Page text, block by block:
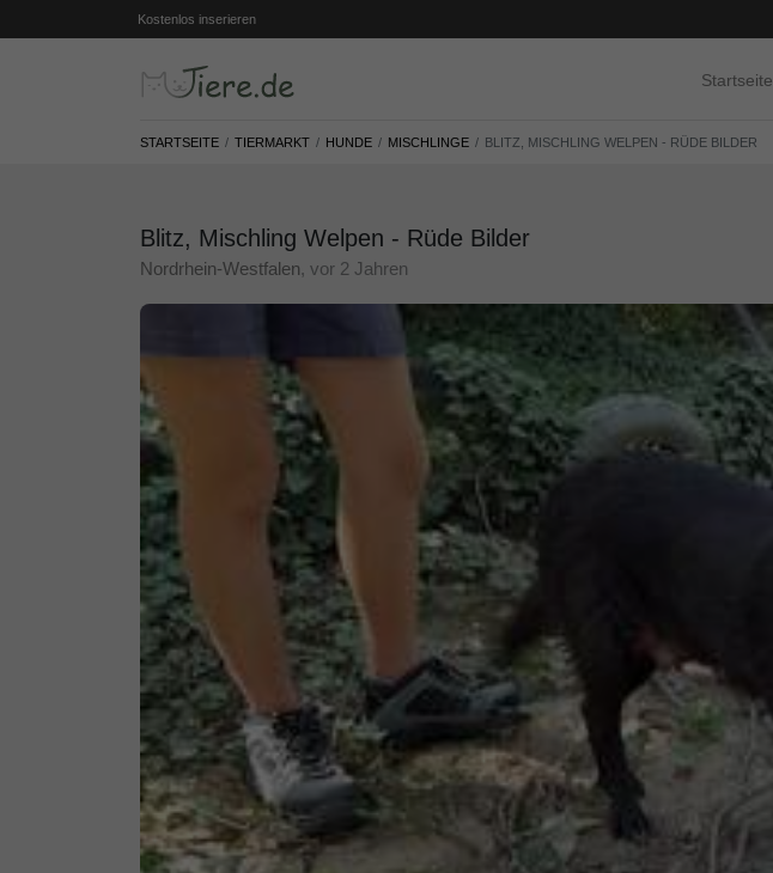
Kostenlos inserieren
Startseite
STARTSEITE TIERMARKT HUNDE MISCHLINGE BLITZ, MISCHLING WELPEN - RÜDE BILDER
Blitz, Mischling Welpen - Rüde Bilder
Nordrhein-Westfalen, vor 2 Jahren